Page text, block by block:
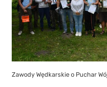
Zawody Wędkarskie o Puchar